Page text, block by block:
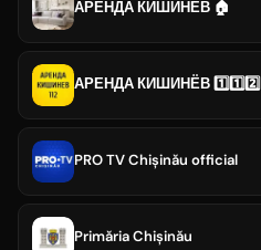
АРЕНДА КИШИНЁВ 🏠
АРЕНДА КИШИНЁВ 1️⃣1️⃣2️⃣
PRO TV Chișinău official
Primăria Chișinău